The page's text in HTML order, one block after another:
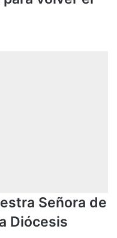
Señora de
Diócesis